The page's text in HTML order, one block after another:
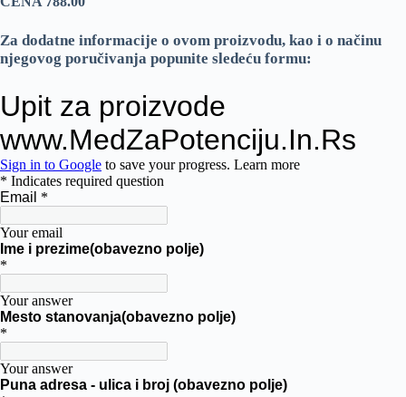
Za dodatne informacije o ovom proizvodu, kao i o načinu
njegovog poručivanja popunite sledeću formu: